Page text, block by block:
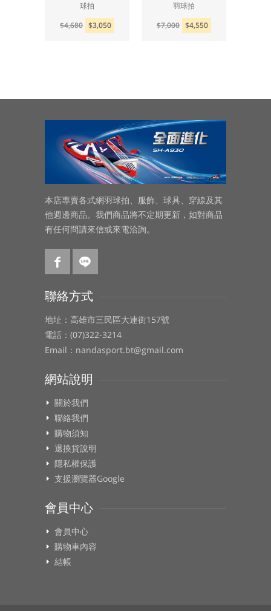
球拍
$4,680 $3,050
羽球拍
$7,000 $4,550
本店專賣各式網羽球拍、服飾、球具、穿線及其
他週邊商品。我們商品將不定期更新，如對商品
有任何問請來信或來電洽詢。
聯絡方式
地址：高雄市三民區大連街157號
電話：(07)322-3214
Email：nandasport.bt@gmail.com
網站說明
關於我們
聯絡我們
購物須知
退換貨說明
隱私權保護
支援瀏覽器Google
會員中心
會員中心
購物車內容
結帳